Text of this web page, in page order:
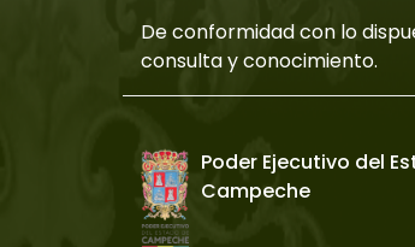
De conformidad con lo
consulta y conocimiento.
Poder Ejecutivo del
Campeche